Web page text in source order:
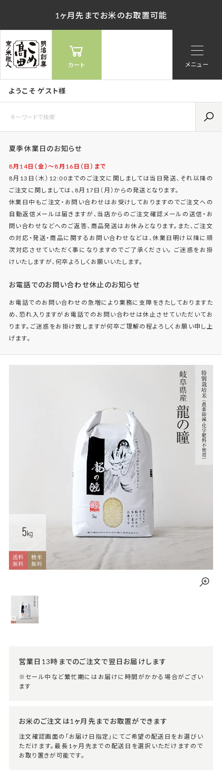
1ヶ月先までお米のお取置可能
カート
ようこそ ゲスト様
メニュー
夏季休業日のお知らせ
8月14日（金）〜8月16日（日）まで
8月13日（木）12:00までのご注文に関しましては当日発送、それ以降の
ご注文に関しましては、8月17日（月）からの発送となります。
休業日中もご注文・お問い合わせはお受けしておりますのでご注文への
自動返信メールは届きますが、当店からのご注文確認メールの送信・お
問い合わせなどへのご返答、商品発送はお休みとなります。また、ご注文
の対応・発送・商品に関するお問い合わせなどは、休業日明け以降に順
次対応させていただく事になりますのでご了承ください。 ご迷惑をお掛
けいたしますが、何卒よろしくお願いいたします。
お電話でのお問い合わせ休止のお知らせ
お電話でのお問い合わせの急増により業務に支障をきたしておりますた
め、恐れ入りますがお電話でのお問い合わせは休止させていただいてお
ります。ご迷惑をお掛け致しますが何卒ご理解の程よろしくお願い申し上
げます。
営業日13時までのご注文で翌日お届けします
※セール中など繁忙期にはお届けに時間がかかる場合がござい
ます
お米のご注文は1ヶ月先までお取置ができます
注文確認画面の「お届け日指定」にてご希望の配送日をお選びい
ただけます。最長1ヶ月先までの配送日を選択いただけますので
お取り置きが可能です。